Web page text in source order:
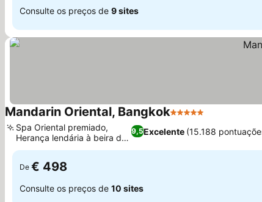
Consulte os preços de 9 sites
Mandarin Oriental, Bangkok5 Estrelas
9,5Excelente (15.188
Spa Oriental premiado,
Herança lendária à beira do
rio
De € 498
Consulte os preços de 10 sites